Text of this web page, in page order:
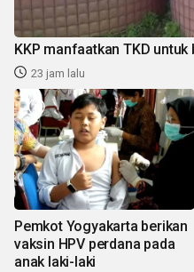
KKP manfaatkan TKD
23 jam lalu
Pemkot Yogyakarta berikan
vaksin HPV perdana pada
anak laki-laki